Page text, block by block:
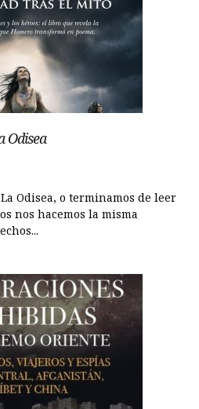
Odisea
Odisea, o terminamos de leer
nos hacemos la misma